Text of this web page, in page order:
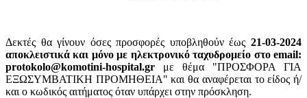
Δεκτές θα γίνουν όσες προσφορές υποβληθούν έως 21-03-2024
αποκλειστικά και μόνο με ηλεκτρονικό ταχυδρομείο στο email:
protokolo@komotini-hospital.gr με θέμα "ΠΡΟΣΦΟΡΑ ΓΙΑ
ΕΞΩΣΥΜΒΑΤΙΚΗ ΠΡΟΜΗΘΕΙΑ" και θα αναφέρεται το είδος ή/
και ο κωδικός αιτήματος όταν υπάρχει στην πρόσκληση.